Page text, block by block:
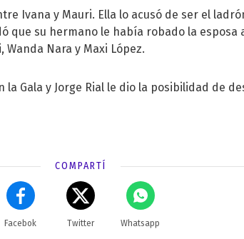
Ivana y Mauri. Ella lo acusó de ser el
que su hermano le había robado la esposa
Nara y Maxi López.
la Gala y Jorge Rial le dio la posibilidad de
COMPARTÍ
Facebok Twitter Whatsapp